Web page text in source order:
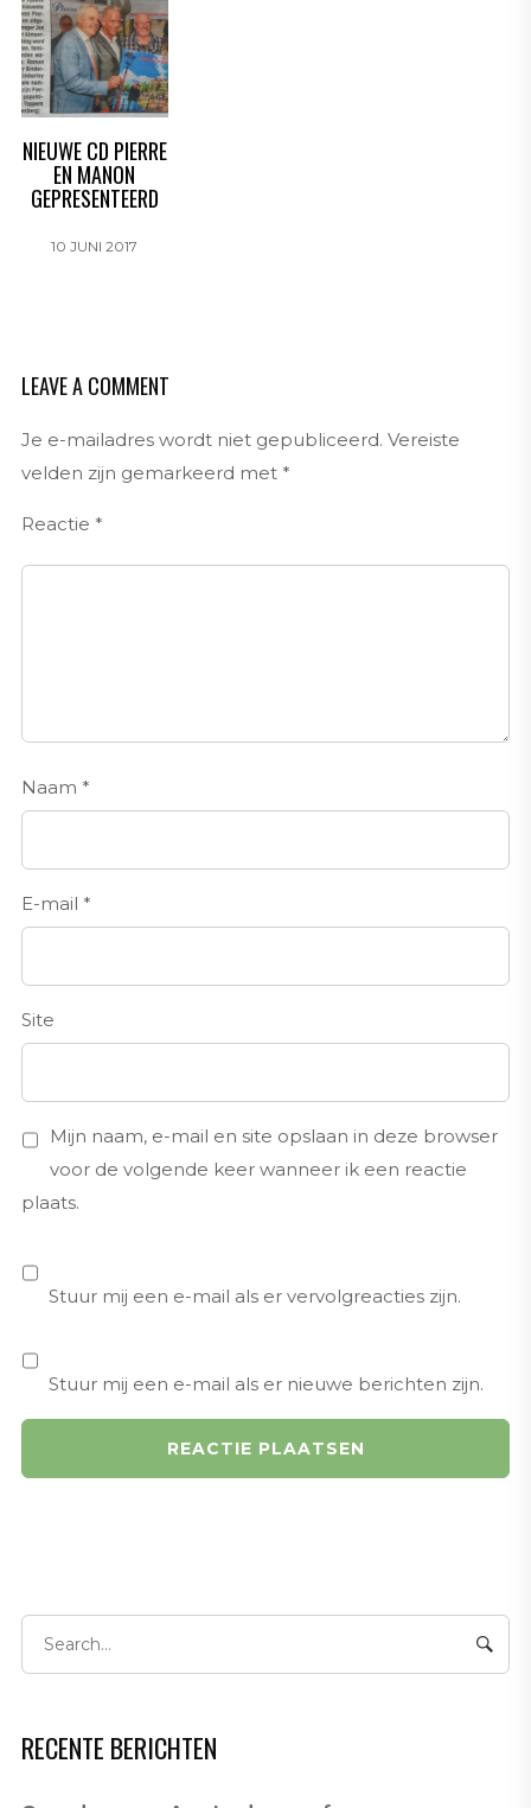
NIEUWE CD PIERRE
EN MANON
GEPRESENTEERD
10 JUNI 2017
LEAVE A COMMENT
Je e-mailadres wordt niet gepubliceerd. Vereiste
velden zijn gemarkeerd met *
Reactie *
Naam *
E-mail *
Site
Mijn naam, e-mail en site opslaan in deze browser
voor de volgende keer wanneer ik een reactie
plaats.
Stuur mij een e-mail als er vervolgreacties zijn.
Stuur mij een e-mail als er nieuwe berichten zijn.
RECENTE BERICHTEN